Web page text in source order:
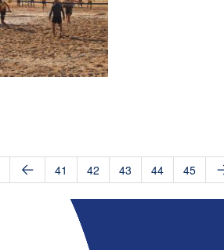
41 42 43 44 45